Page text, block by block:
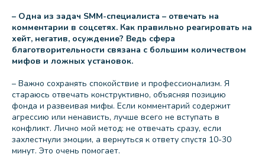
– Одна из задач SMM-специалиста – отвечать на
комментарии в соцсетях. Как правильно реагировать на
хейт, негатив, осуждение? Ведь сфера
благотворительности связана с большим количеством
мифов и ложных установок.
– Важно сохранять спокойствие и профессионализм. Я
стараюсь отвечать конструктивно, объясняя позицию
фонда и развеивая мифы. Если комментарий содержит
агрессию или ненависть, лучше всего не вступать в
конфликт. Лично мой метод: не отвечать сразу, если
захлестнули эмоции, а вернуться к ответу спустя 10-30
минут. Это очень помогает.